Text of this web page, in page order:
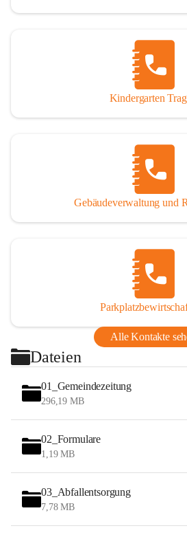
Thörl, Kapfenberg, Bruck an der
Eisenerz, Vordernberg und Wildalpen
Bruck-Mürzzuschlag
Kindergarten
Gebäudeverwaltung und
Alle Kontakte
Dateien
01_Gemeindezeitung
296,19 MB
02_Formulare
1,19 MB
03_Abfallentsorgung
7,78 MB